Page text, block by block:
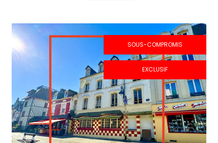
SOUS-COMPROMIS
EXCLUSIF
voir le bien